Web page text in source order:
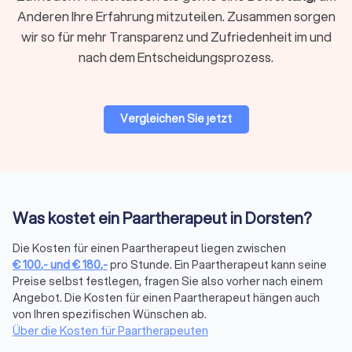
Wie Sie den richtigen Paartherapeuten in
Dorsten finden
Nutzen Sie Trustlocal, um
Bewertungen zählen:Sehen Sie sich 1,171 Bewertungen
an, um die passende Wahl zu treffen.
Angebote einholen:Bei Trustlocal erhalten Sie bis zu
Paartherapie Kosten
In der Regel zahlt man pro Sitzung beim Therapeuten. Für
professionelle Beziehungstherapie können Sie mit Kosten
zwischen € 100,- und € 180,- pro Stunderechnen. Da
Paartherapie meistens als private Leistung gilt, gibt es keine
Kostenübernahme der Krankenkasse.
Anderen Ihre Erfahrung mitzuteilen. Zusammen sorgen
wir so für mehr Transparenz und Zufriedenheit im und
nach dem Entscheidungsprozess.
Vergleichen Sie jetzt
Was kostet ein Paartherapeut in Dorsten?
Die Kosten für einen Paartherapeut liegen zwischen
€100,-und€180,-pro Stunde. Ein Paartherapeut kann seine
Preise selbst festlegen, fragen Sie also vorher nach einem
Angebot. Die Kosten für einen Paartherapeut hängen auch
von Ihren spezifischen Wünschen ab.
Über die Kosten für Paartherapeuten